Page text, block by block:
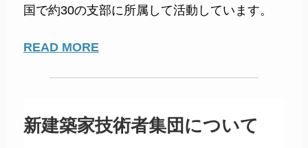
国で約30の支部に所属して活動しています。
READ MORE
新建築家技術者集団について